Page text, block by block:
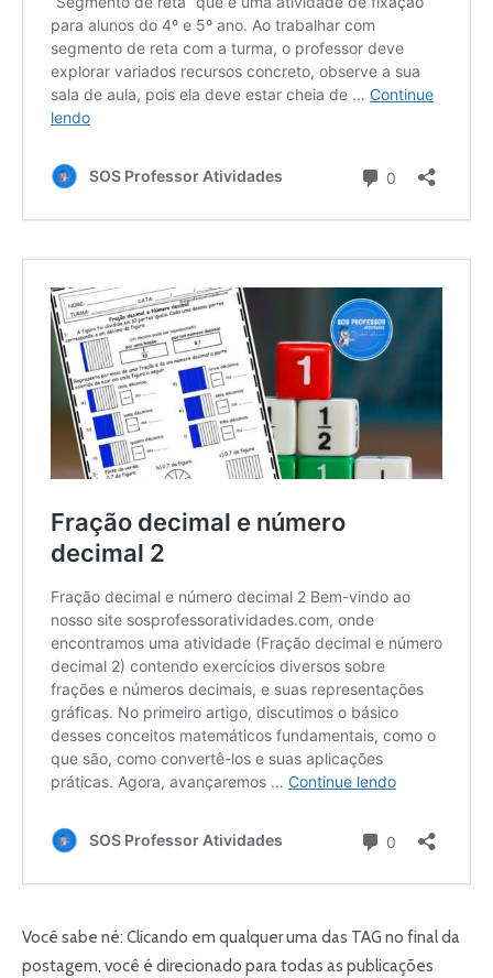
Você sabe né: Clicando em qualquer uma das TAG no final da
postagem, você é direcionado para todas as publicações